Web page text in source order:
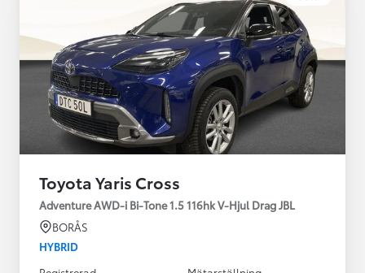
Toyota Yaris Cross
Adventure AWD-i Bi-Tone 1.5 116hk V-Hjul Drag JBL
BORÅS
HYBRID